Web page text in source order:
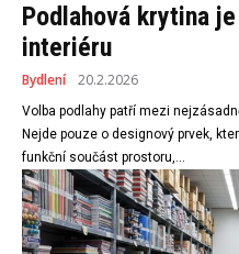
Podlahová krytina
interiéru
Bydlení 20.2.2026
Volba podlahy patří mezi
Nejde pouze o designový prvek,
funkční součást prostoru,...